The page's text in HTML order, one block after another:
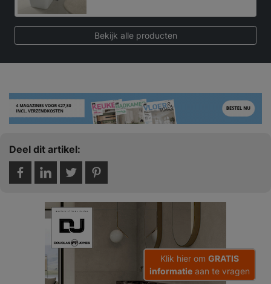
Bekijk alle producten
Deel dit artikel:
Klik hier om GRATIS
informatie aan te vragen